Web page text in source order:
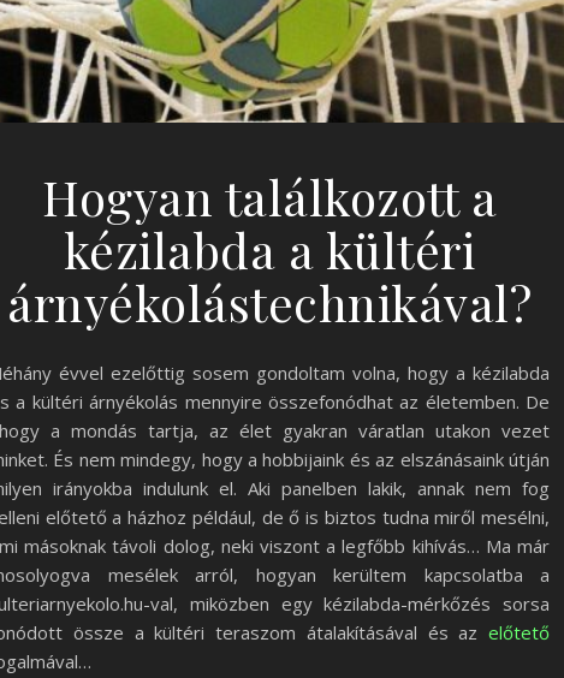
Hogyan találkozott a
kézilabda a kültéri
árnyékolástechnikával?
évvel ezelőttig sosem gondoltam volna, hogy a kézilabda
a kültéri árnyékolás mennyire összefonódhat az életemben. De
a mondás tartja, az élet gyakran váratlan utakon vezet
És nem mindegy, hogy a hobbijaink és az elszánásaink útján
irányokba indulunk el. Aki panelben lakik, annak nem fog
előtető a házhoz például, de ő is biztos tudna miről mesélni,
másoknak távoli dolog, neki viszont a legfőbb kihívás… Ma már
mesélek arról, hogyan kerültem kapcsolatba a
val, miközben egy kézilabda-mérkőzés sorsa
össze a kültéri teraszom átalakításával és az előtető